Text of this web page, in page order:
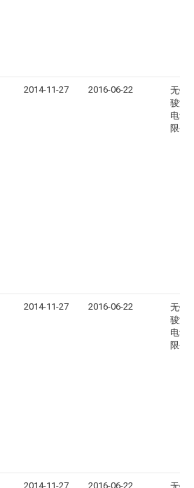
2014-11-27 2016-06-22
无锡
骏液
电设
限公
2014-11-27 2016-06-22
无锡
骏液
电设
限公
2014-11-27 2016-06-22